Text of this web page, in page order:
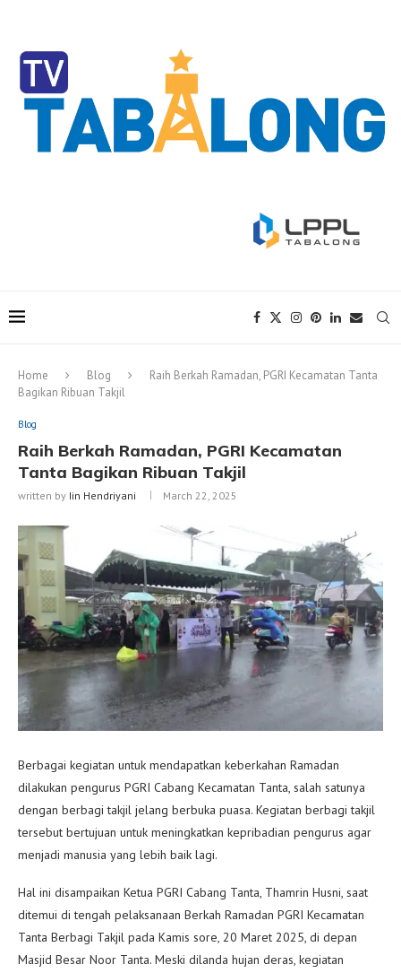
Home Blog
Raih Berkah Ramadan, PGRI Kecamatan Tanta
Bagikan Ribuan Takjil
Blog
Raih Berkah Ramadan, PGRI Kecamatan
Tanta Bagikan Ribuan Takjil
written by Iin Hendriyani March 22, 2025
Berbagai kegiatan untuk mendapatkan keberkahan Ramadan
dilakukan pengurus PGRI Cabang Kecamatan Tanta, salah satunya
dengan berbagi takjil jelang berbuka puasa. Kegiatan berbagi takjil
tersebut bertujuan untuk meningkatkan kepribadian pengurus agar
menjadi manusia yang lebih baik lagi.
Hal ini disampaikan Ketua PGRI Cabang Tanta, Thamrin Husni, saat
ditemui di tengah pelaksanaan Berkah Ramadan PGRI Kecamatan
Tanta Berbagi Takjil pada Kamis sore, 20 Maret 2025, di depan
Masjid Besar Noor Tanta. Meski dilanda hujan deras, kegiatan